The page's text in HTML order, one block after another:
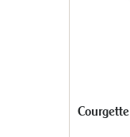
Courgette